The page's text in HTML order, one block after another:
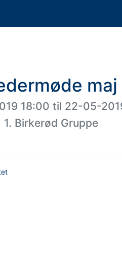
maj
18:00 til 22-05-
1. Birkerød Gruppe